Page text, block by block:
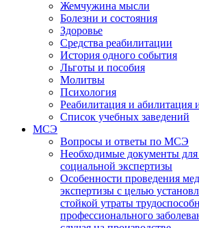
Жемчужина мысли
Болезни и состояния
Здоровье
Средства реабилитации
История одного события
Льготы и пособия
Молитвы
Психология
Реабилитация и абилитация
Список учебных заведений
МСЭ
Вопросы и ответы по МСЭ
Необходимые документы
социальной экспертизы
Особенности проведения
экспертизы с целью
стойкой утраты
профессионального